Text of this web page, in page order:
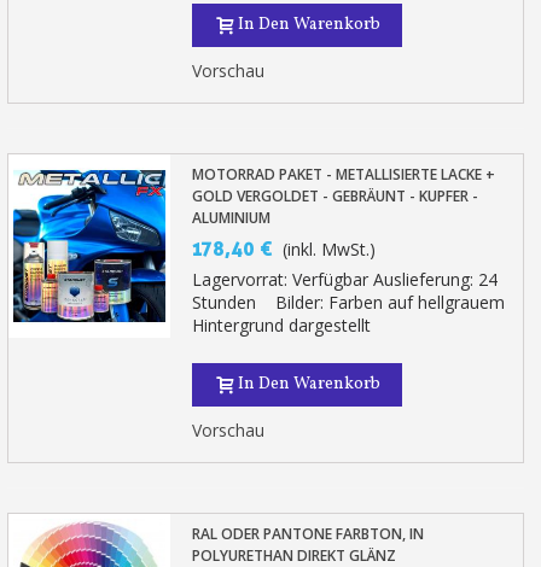
In Den Warenkorb
Vorschau
MOTORRAD PAKET - METALLISIERTE LACKE +
GOLD VERGOLDET - GEBRÄUNT - KUPFER -
ALUMINIUM
178,40 € (inkl. MwSt.)
Lagervorrat: Verfügbar Auslieferung: 24
Stunden Bilder: Farben auf hellgrauem
Hintergrund dargestellt
In Den Warenkorb
Vorschau
RAL ODER PANTONE FARBTON, IN
POLYURETHAN DIREKT GLÄNZ